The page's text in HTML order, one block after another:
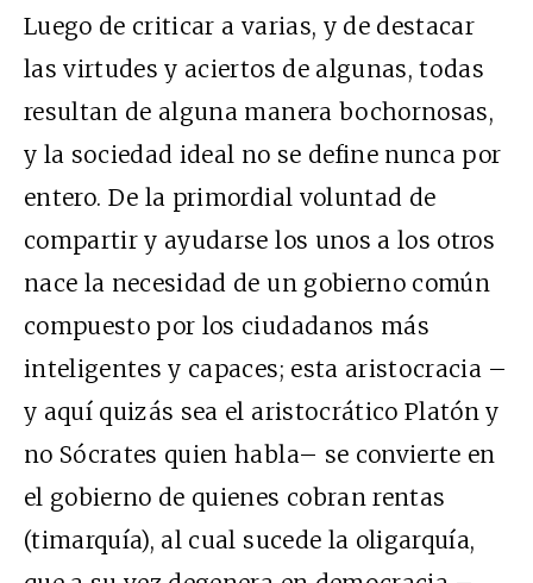
Luego de criticar a varias, y de destacar
las virtudes y aciertos de algunas, todas
resultan de alguna manera bochornosas,
y la sociedad ideal no se define nunca por
entero. De la primordial voluntad de
compartir y ayudarse los unos a los otros
nace la necesidad de un gobierno común
compuesto por los ciudadanos más
inteligentes y capaces; esta aristocracia –
y aquí quizás sea el aristocrático Platón y
no Sócrates quien habla– se convierte en
el gobierno de quienes cobran rentas
(timarquía), al cual sucede la oligarquía,